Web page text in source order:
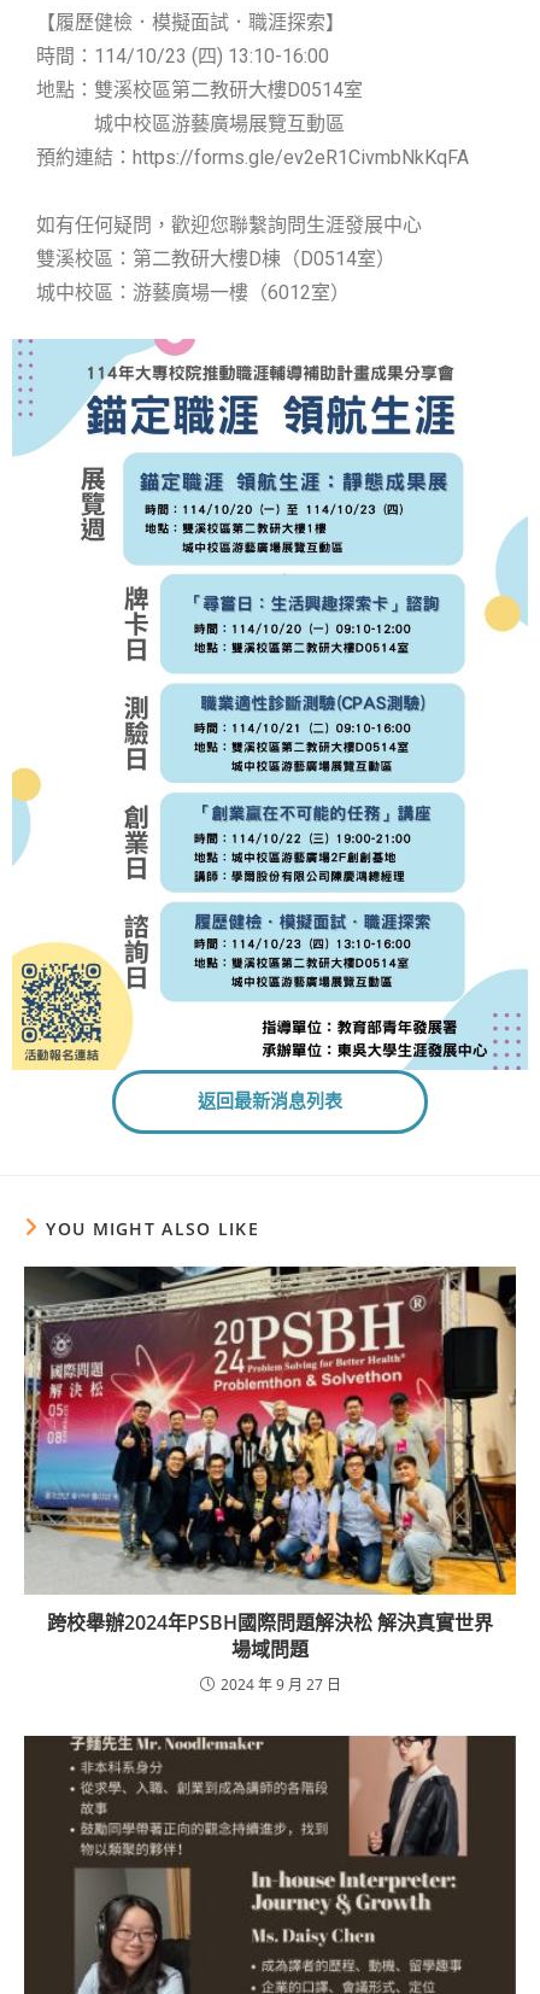
【履歷健檢．模擬面試．職涯探索】
時間：114/10/23 (四) 13:10-16:00
地點：雙溪校區第二教研大樓D0514室
城中校區游藝廣場展覽互動區
預約連結：https://forms.gle/ev2eR1CivmbNkKqFA
如有任何疑問，歡迎您聯繫詢問生涯發展中心
雙溪校區：第二教研大樓D棟（D0514室）
城中校區：游藝廣場一樓（6012室）
返回最新消息列表
YOU MIGHT ALSO LIKE
跨校舉辦2024年PSBH國際問題解決松 解決真實世界
場域問題
2024 年 9 月 27 日